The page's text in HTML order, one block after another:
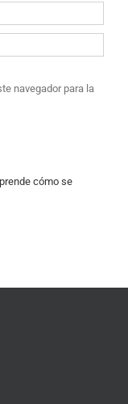
navegador para la
cómo se